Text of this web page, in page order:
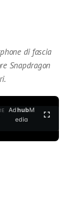
di fascia
Snapdragon
AdhubM
edia